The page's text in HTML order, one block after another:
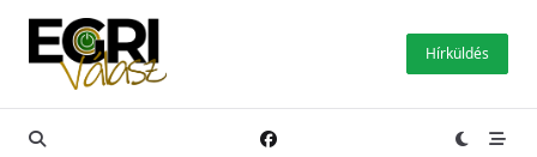
Skip
content
Hírküldés